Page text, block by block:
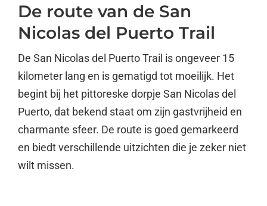
De route van de San
Nicolas del Puerto Trail
De San Nicolas del Puerto Trail is ongeveer 15
kilometer lang en is gematigd tot moeilijk. Het
begint bij het pittoreske dorpje San Nicolas del
Puerto, dat bekend staat om zijn gastvrijheid en
charmante sfeer. De route is goed gemarkeerd
en biedt verschillende uitzichten die je zeker niet
wilt missen.